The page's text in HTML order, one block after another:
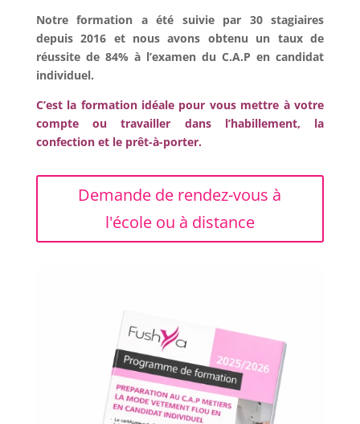
Notre formation a été suivie par 30 stagiaires
depuis 2016 et nous avons obtenu un taux de
réussite de 84% à l’examen du C.A.P en candidat
individuel.
C’est la formation idéale pour vous mettre à votre
compte ou travailler dans l’habillement, la
confection et le prêt-à-porter.
Demande de rendez-vous à
l'école ou à distance